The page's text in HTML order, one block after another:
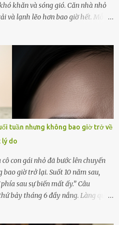
khăn và sóng gió. Căn nhà nhỏ
và lạnh lẽo hơn bao giờ hết. Mỗi
còn muốn làm gì ngoài việc
cuộc sống không cho phép tôi mãi
bạn bè và những người thân
tang lễ chu toàn. Và hôm nay là
sau khi cô ấy rời xa tôi mãi
cơm xong, tôi quyết định lên
vẫn như mọi ngày, nhưng có điều gì
được. Trong khoảnh khắc tôi
luồng gió lạ thoáng qua, khiến
kinh...
tuần nhưng không bao giờ trở về
lý do
con gái nhỏ đã bước lên chuyến
giờ trở lại. Suốt 10 năm sau,
sau sự biến mất ấy.” Câu
bảy tháng 6 đầy nắng. Làng quê